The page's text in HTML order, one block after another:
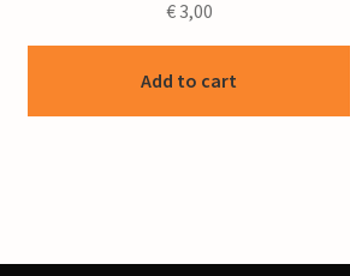
€3,00
Add to cart